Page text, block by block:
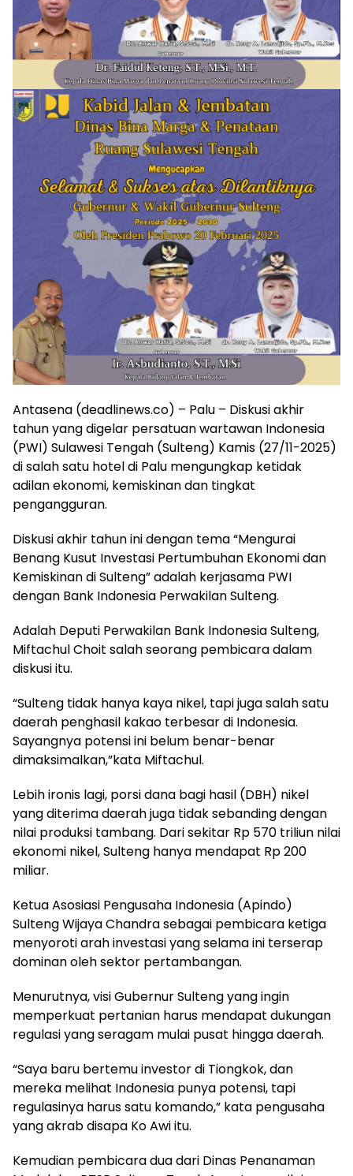
Antasena (deadlinews.co) – Palu – Diskusi akhir
tahun yang digelar persatuan wartawan Indonesia
(PWI) Sulawesi Tengah (Sulteng) Kamis (27/11-2025)
di salah satu hotel di Palu mengungkap ketidak
adilan ekonomi, kemiskinan dan tingkat
pengangguran.
Diskusi akhir tahun ini dengan tema “Mengurai
Benang Kusut Investasi Pertumbuhan Ekonomi dan
Kemiskinan di Sulteng” adalah kerjasama PWI
dengan Bank Indonesia Perwakilan Sulteng.
Adalah Deputi Perwakilan Bank Indonesia Sulteng,
Miftachul Choit salah seorang pembicara dalam
diskusi itu.
“Sulteng tidak hanya kaya nikel, tapi juga salah satu
daerah penghasil kakao terbesar di Indonesia.
Sayangnya potensi ini belum benar-benar
dimaksimalkan,”kata Miftachul.
Lebih ironis lagi, porsi dana bagi hasil (DBH) nikel
yang diterima daerah juga tidak sebanding dengan
nilai produksi tambang. Dari sekitar Rp 570 triliun nilai
ekonomi nikel, Sulteng hanya mendapat Rp 200
miliar.
Ketua Asosiasi Pengusaha Indonesia (Apindo)
Sulteng Wijaya Chandra sebagai pembicara ketiga
menyoroti arah investasi yang selama ini terserap
dominan oleh sektor pertambangan.
Menurutnya, visi Gubernur Sulteng yang ingin
memperkuat pertanian harus mendapat dukungan
regulasi yang seragam mulai pusat hingga daerah.
“Saya baru bertemu investor di Tiongkok, dan
mereka melihat Indonesia punya potensi, tapi
regulasinya harus satu komando,” kata pengusaha
yang akrab disapa Ko Awi itu.
Kemudian pembicara dua dari Dinas Penanaman